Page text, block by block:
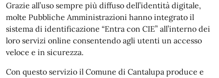
Grazie all’uso sempre più diffuso dell’identità digitale,
molte Pubbliche Amministrazioni hanno integrato il
sistema di identificazione “Entra con CIE” all’interno dei
loro servizi online consentendo agli utenti un accesso
veloce e in sicurezza.
Con questo servizio il Comune di Cantalupa produce e